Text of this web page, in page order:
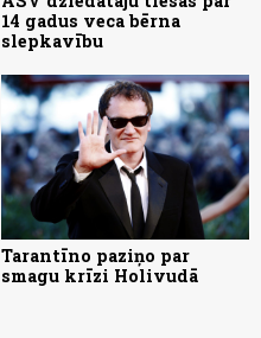
14 gadus veca bērna
slepkavību
Tarantīno paziņo par
smagu krīzi Holivudā